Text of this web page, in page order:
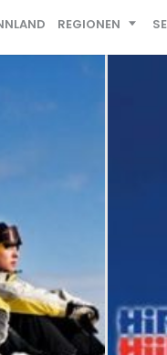
REGIONEN